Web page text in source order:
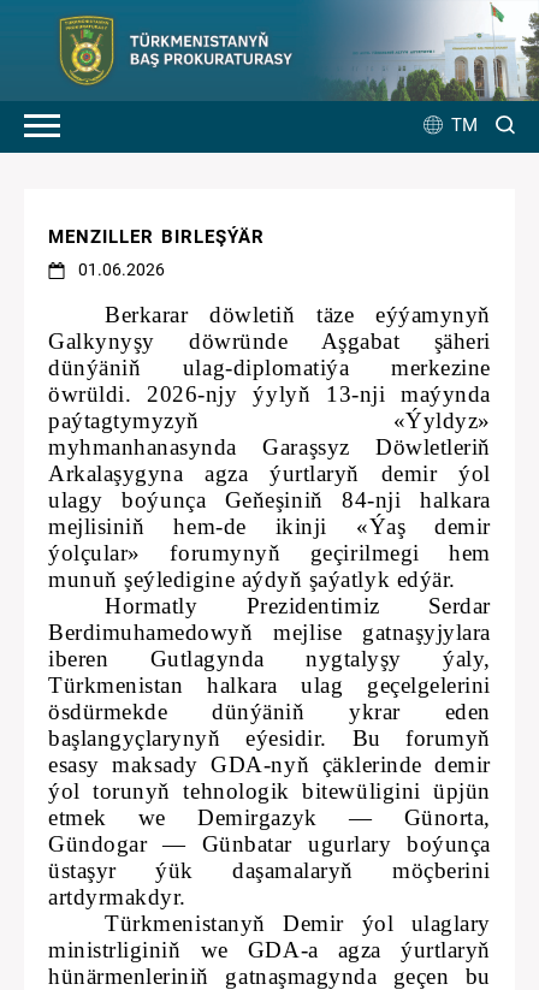
TM
MENZILLER BIRLEŞÝÄR
01.06.2026
Berkarar döwletiň täze eýýamynyň
Galkynyşy döwründe Aşgabat şäheri
dünýäniň ulag-diplomatiýa merkezine
öwrüldi. 2026-njy ýylyň 13-nji maýynda
paýtagtymyzyň «Ýyldyz»
myhmanhanasynda Garaşsyz Döwletleriň
Arkalaşygyna agza ýurtlaryň demir ýol
ulagy boýunça Geňeşiniň 84-nji halkara
mejlisiniň hem-de ikinji «Ýaş demir
ýolçular» forumynyň geçirilmegi hem
munuň şeýledigine aýdyň şaýatlyk edýär.
Hormatly Prezidentimiz Serdar
Berdimuhamedowyň mejlise gatnaşyjylara
iberen Gutlagynda nygtalyşy ýaly,
Türkmenistan halkara ulag geçelgelerini
ösdürmekde dünýäniň ykrar eden
başlangyçlarynyň eýesidir. Bu forumyň
esasy maksady GDA-nyň çäklerinde demir
ýol torunyň tehnologik bitewüligini üpjün
etmek we Demirgazyk — Günorta,
Gündogar — Günbatar ugurlary boýunça
üstaşyr ýük daşamalaryň möçberini
artdyrmakdyr.
Türkmenistanyň Demir ýol ulaglary
ministrliginiň we GDA-a agza ýurtlaryň
hünärmenleriniň gatnaşmagynda geçen bu